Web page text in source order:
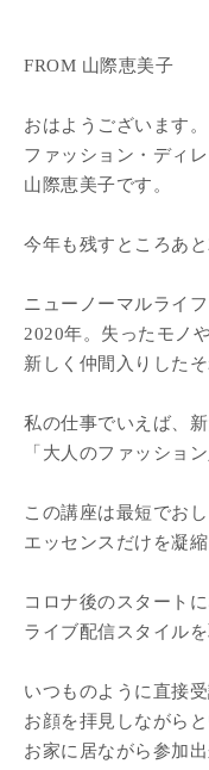
FROM 山際恵美子
おはようございます。
ファッション・ディ
山際恵美子です。
今年も残すところあと
ニューノーマルライ
2020年。失ったモノ
新しく仲間入りした
私の仕事でいえば、
「大人のファッショ
この講座は最短でお
エッセンスだけを凝
コロナ後のスタート
ライブ配信スタイルを
いつものように直接
お顔を拝見しながら
お家に居ながら参加